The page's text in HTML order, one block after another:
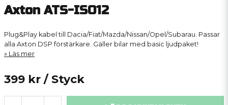
Axton ATS-ISO12
Plug&Play kabel till Dacia/Fiat/Mazda/Nissan/Opel/Subarau. Passar
alla Axton DSP förstärkare. Gäller bilar med basic ljudpaket!
Läs mer
399 kr / Styck